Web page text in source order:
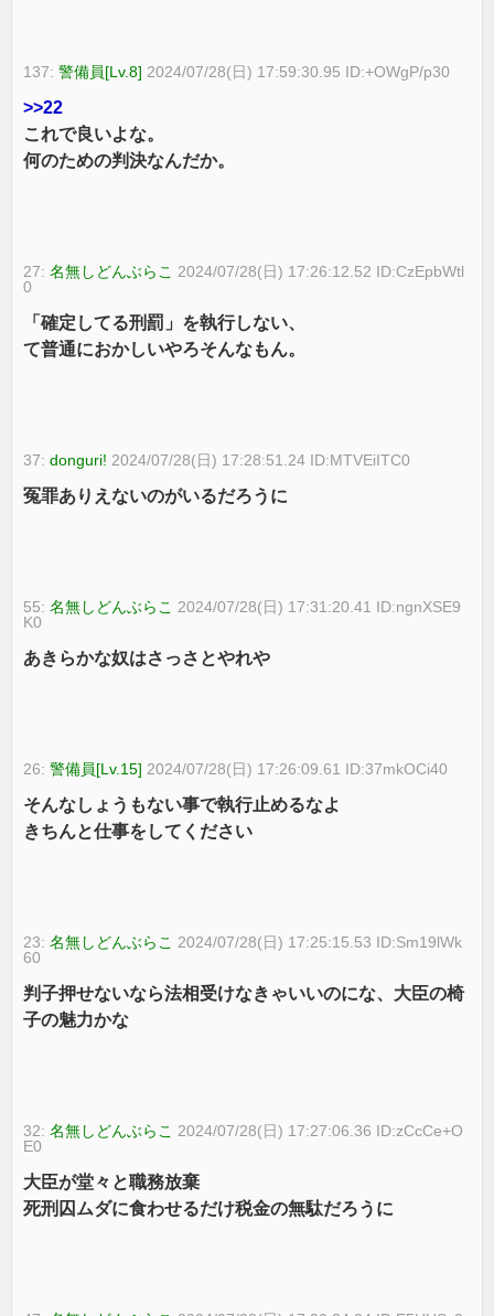
137:警備員[Lv.8] 2024/07/28(日) 17:59:30.95 ID:+OWgP/p30
>>22
これで良いよな。
何のための判決なんだか。
27:名無しどんぶらこ 2024/07/28(日) 17:26:12.52 ID:CzEpbWtl
0
「確定してる刑罰」を執行しない、
て普通におかしいやろそんなもん。
37:donguri! 2024/07/28(日) 17:28:51.24 ID:MTVEiITC0
冤罪ありえないのがいるだろうに
55:名無しどんぶらこ 2024/07/28(日) 17:31:20.41 ID:ngnXSE9
K0
あきらかな奴はさっさとやれや
26:警備員[Lv.15] 2024/07/28(日) 17:26:09.61 ID:37mkOCi40
そんなしょうもない事で執行止めるなよ
きちんと仕事をしてください
23:名無しどんぶらこ 2024/07/28(日) 17:25:15.53 ID:Sm19lWk
60
判子押せないなら法相受けなきゃいいのにな、大臣の椅
子の魅力かな
32:名無しどんぶらこ 2024/07/28(日) 17:27:06.36 ID:zCcCe+O
E0
大臣が堂々と職務放棄
死刑囚ムダに食わせるだけ税金の無駄だろうに